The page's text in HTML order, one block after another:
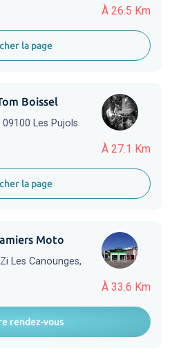
À 26.5 Km
la page
À 27.1 Km
Boissel
Les Pujols
la page
À 33.6 Km
Moto
Les Canounges,
rendez-vous